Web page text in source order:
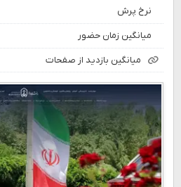
نرخ پرش
میانگین زمان حضور
میانگین بازدید از صفحات